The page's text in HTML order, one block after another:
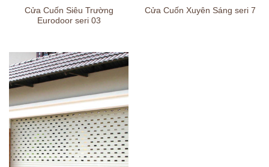
Cửa Cuốn Siêu Trường
Eurodoor seri 03
Cửa Cuốn Xuyên Sáng seri 7